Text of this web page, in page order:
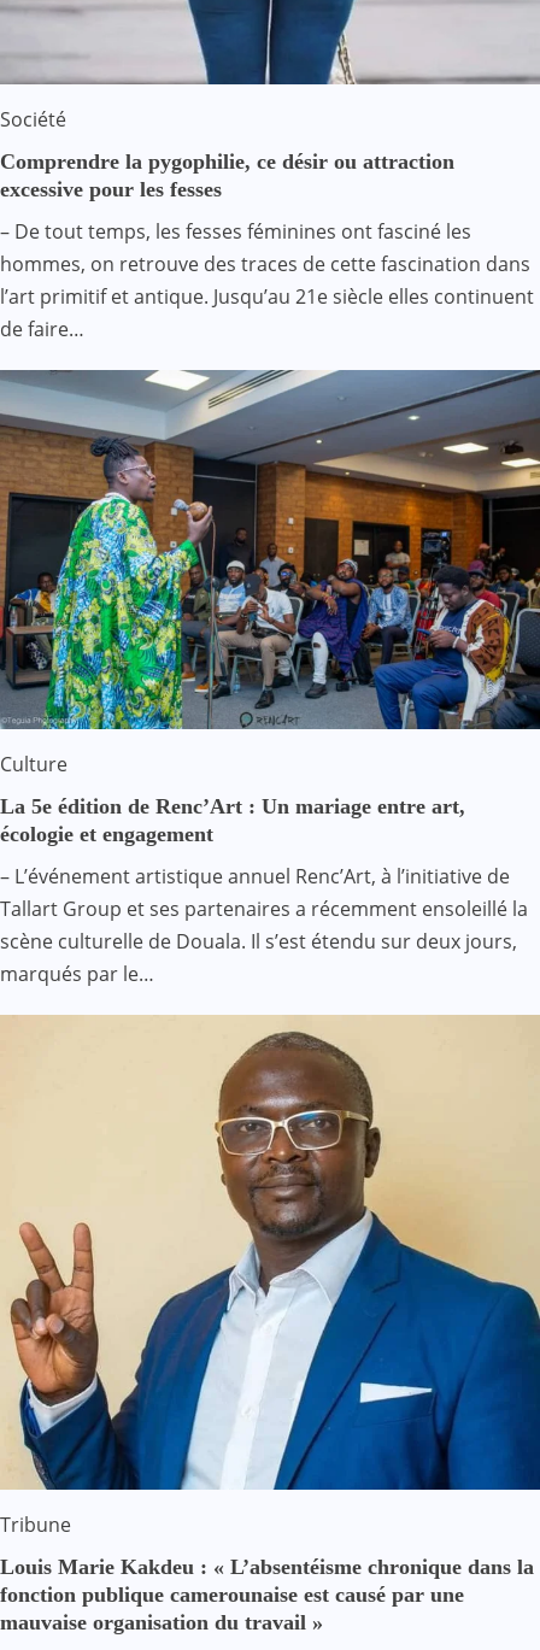
Société
Comprendre la pygophilie, ce désir ou attraction
excessive pour les fesses
– De tout temps, les fesses féminines ont fasciné les
hommes, on retrouve des traces de cette fascination dans
l’art primitif et antique. Jusqu’au 21e siècle elles continuent
de faire…
Culture
La 5e édition de Renc’Art : Un mariage entre art,
écologie et engagement
– L’événement artistique annuel Renc’Art, à l’initiative de
Tallart Group et ses partenaires a récemment ensoleillé la
scène culturelle de Douala. Il s’est étendu sur deux jours,
marqués par le…
Tribune
Louis Marie Kakdeu : « L’absentéisme chronique dans la
fonction publique camerounaise est causé par une
mauvaise organisation du travail »